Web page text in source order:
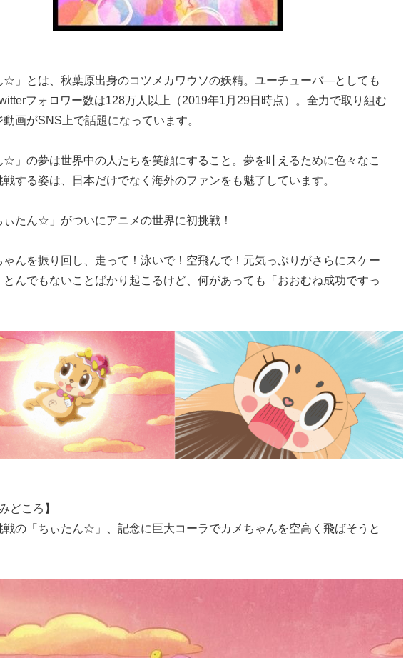
☆」とは、秋葉原出身のコツメカワウソの妖精。ユーチューバ―としても
フォロワー数は128万人以上（2019年1月29日時点）。全力で取り組む
画がSNS上で話題になっています。
☆」の夢は世界中の人たちを笑顔にすること。夢を叶えるために色々なこ
戦する姿は、日本だけでなく海外のファンをも魅了しています。
ぃたん☆」がついにアニメの世界に初挑戦！
ゃんを振り回し、走って！泳いで！空飛んで！元気っぷりがさらにスケー
とんでもないことばかり起こるけど、何があっても「おおむね成功ですっ
どころ】
戦の「ちぃたん☆」、記念に巨大コーラでカメちゃんを空高く飛ばそうと